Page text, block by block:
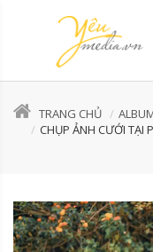
TRANG CHỦ
CHỤP ẢNH CƯỚI TẠI